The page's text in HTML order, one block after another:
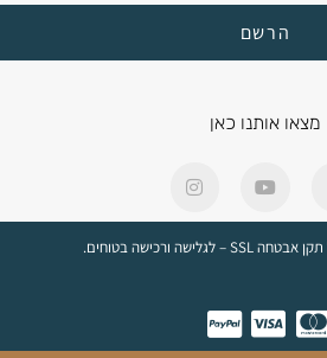
הרשם
מצאו אותנו כאן